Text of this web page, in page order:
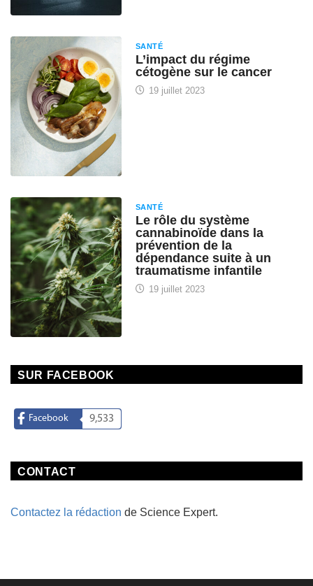
SANTÉ
L’impact du régime
cétogène sur le cancer
19 juillet 2023
SANTÉ
Le rôle du système
cannabinoïde dans la
prévention de la
dépendance suite à un
traumatisme infantile
19 juillet 2023
SUR FACEBOOK
Facebook 9,533
CONTACT
Contactez la rédaction de Science Expert.